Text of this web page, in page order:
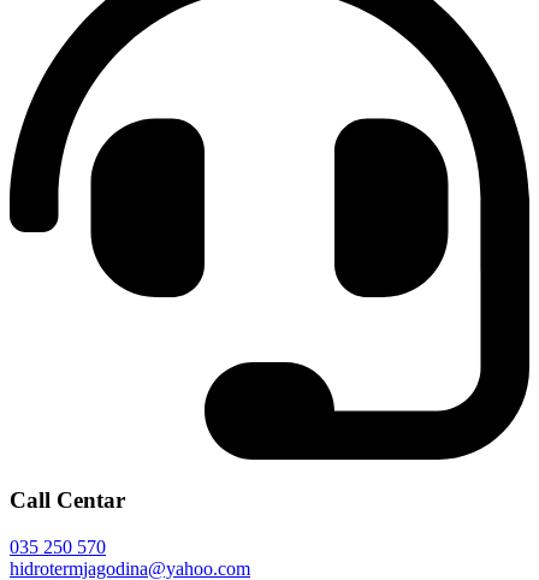
Call Centar
035 250 570
hidrotermjagodina@yahoo.com